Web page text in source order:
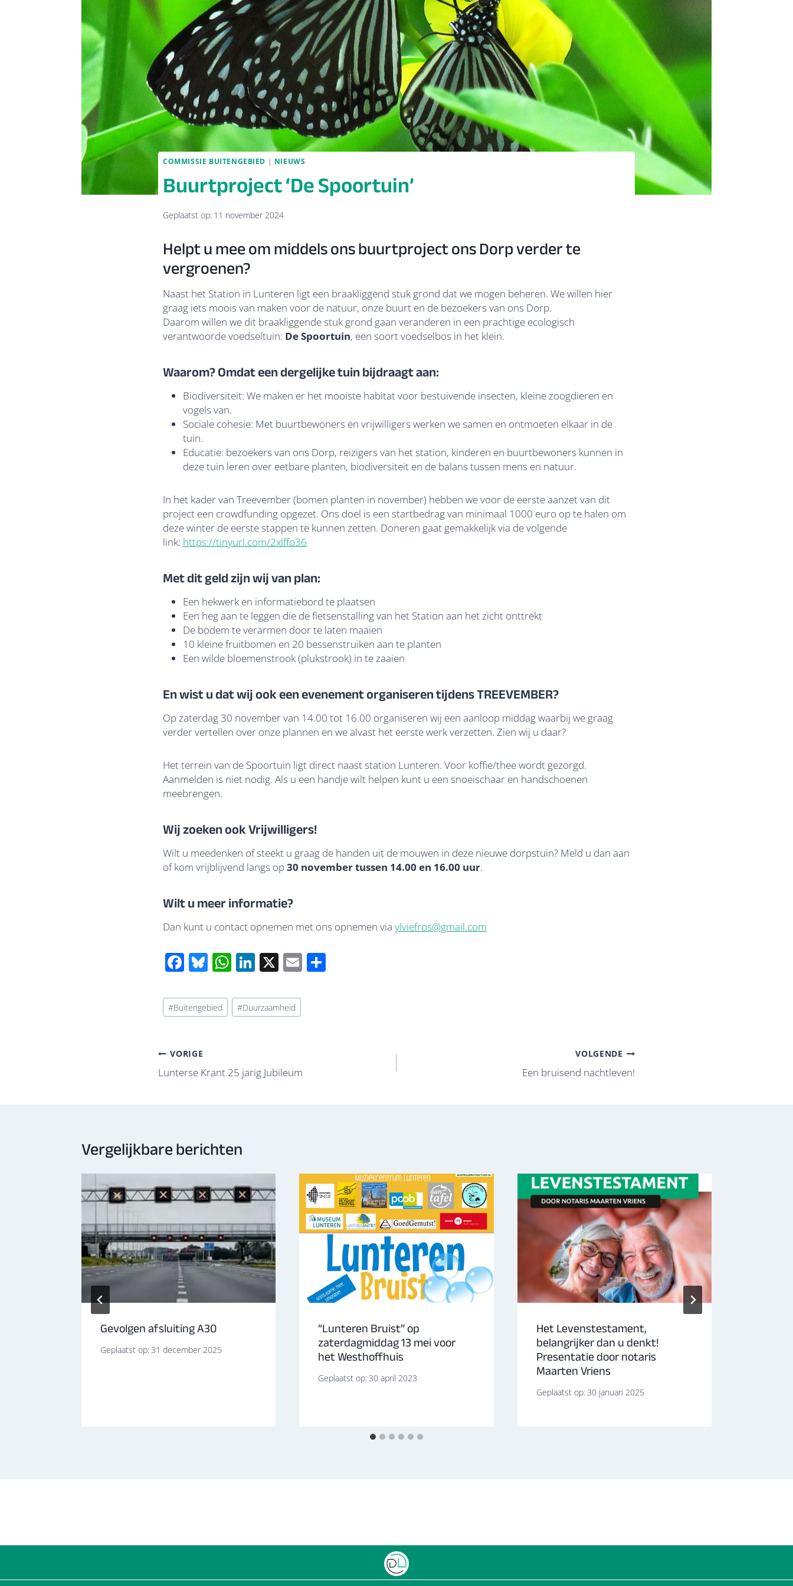
COMMISSIE BUITENGEBIED | NIEUWS
Buurtproject ‘De Spoortuin’
Geplaatst op: 11 november 2024
Helpt u mee om middels ons buurtproject ons Dorp verder te
vergroenen?
Naast het Station in Lunteren ligt een braakliggend stuk grond dat we mogen beheren. We willen hier
graag iets moois van maken voor de natuur, onze buurt en de bezoekers van ons Dorp.
Daarom willen we dit braakliggende stuk grond gaan veranderen in een prachtige ecologisch
verantwoorde voedseltuin: De Spoortuin, een soort voedselbos in het klein.
Waarom? Omdat een dergelijke tuin bijdraagt aan:
Biodiversiteit: We maken er het mooiste habitat voor bestuivende insecten, kleine zoogdieren en
vogels van.
Sociale cohesie: Met buurtbewoners en vrijwilligers werken we samen en ontmoeten elkaar in de
tuin.
Educatie: bezoekers van ons Dorp, reizigers van het station, kinderen en buurtbewoners kunnen in
deze tuin leren over eetbare planten, biodiversiteit en de balans tussen mens en natuur.
In het kader van Treevember (bomen planten in november) hebben we voor de eerste aanzet van dit
project een crowdfunding opgezet. Ons doel is een startbedrag van minimaal 1000 euro op te halen om
deze winter de eerste stappen te kunnen zetten. Doneren gaat gemakkelijk via de volgende
link: https://tinyurl.com/2xlffo36
Met dit geld zijn wij van plan:
Een hekwerk en informatiebord te plaatsen
Een heg aan te leggen die de fietsenstalling van het Station aan het zicht onttrekt
De bodem te verarmen door te laten maaien
10 kleine fruitbomen en 20 bessenstruiken aan te planten
Een wilde bloemenstrook (plukstrook) in te zaaien
En wist u dat wij ook een evenement organiseren tijdens TREEVEMBER?
Op zaterdag 30 november van 14.00 tot 16.00 organiseren wij een aanloop middag waarbij we graag
verder vertellen over onze plannen en we alvast het eerste werk verzetten. Zien wij u daar?
Het terrein van de Spoortuin ligt direct naast station Lunteren. Voor koffie/thee wordt gezorgd.
Aanmelden is niet nodig. Als u een handje wilt helpen kunt u een snoeischaar en handschoenen
meebrengen.
Wij zoeken ook Vrijwilligers!
Wilt u meedenken of steekt u graag de handen uit de mouwen in deze nieuwe dorpstuin? Meld u dan aan
of kom vrijblijvend langs op30 november tussen 14.00 en 16.00 uur.
Wilt u meer informatie?
Dan kunt u contact opnemen met ons opnemen via ylviefros@gmail.com
F
e
b
o
k
Bl
e
sk
W
at
s
p
Li
k
e
X E
Bericht
tags:
#Buitengebied #Duurzaamheid
Bericht
navigatie
VORIGE
Lunterse Krant 25 jarig Jubileum
VOLGENDE
Een bruisend nachtleven!
Vergelijkbare berichten
Gevolgen afsluiting A30
Geplaatst op:31 december 2025
“Lunteren Bruist” op
zaterdagmiddag 13 mei voor
het Westhoffhuis
Geplaatst op:30 april 2023
Het Levenstestament,
belangrijker dan u denkt!
Presentatie door notaris
Maarten Vriens
Geplaatst op:30 januari 2025